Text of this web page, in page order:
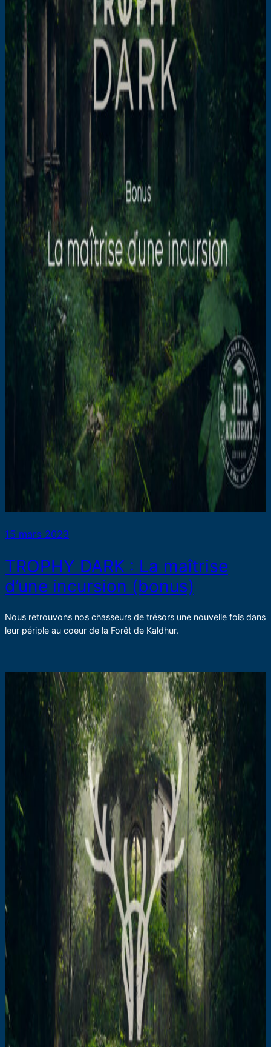
15 mars 2023
TROPHY DARK : La maîtrise
d’une incursion (bonus)
Nous retrouvons nos chasseurs de trésors une nouvelle fois dans
leur périple au coeur de la Forêt de Kaldhur.